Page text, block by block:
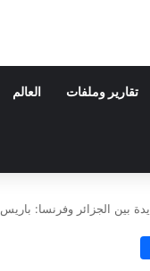
تقارير وملفات العالم
بين الجزائر وفرنسا: باريس